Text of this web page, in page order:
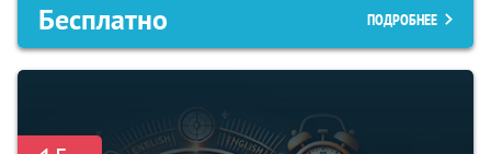
Бесплатно ПОДРОБНЕЕ